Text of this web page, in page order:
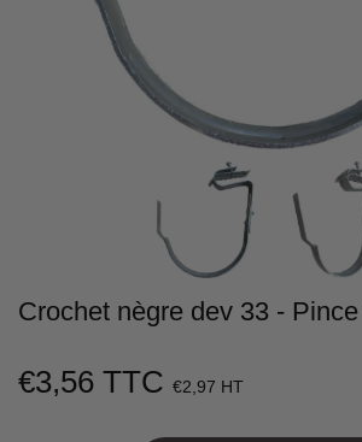
Crochet nègre dev 33 -
€3,56 TTC €2,97 HT